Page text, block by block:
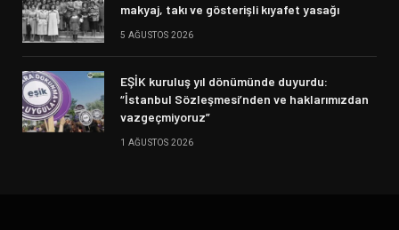
makyaj, takı ve gösterişli kıyafet yasağı
5 AĞUSTOS 2026
EŞİK kuruluş yıl dönümünde duyurdu:
“İstanbul Sözleşmesi’nden ve haklarımızdan
vazgeçmiyoruz”
1 AĞUSTOS 2026